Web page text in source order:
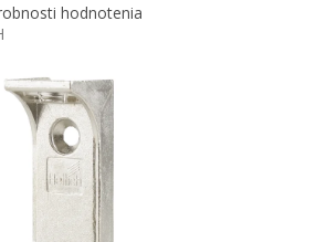
produktu je 0,0 z 5 hviezdičiek.
hodnotenia